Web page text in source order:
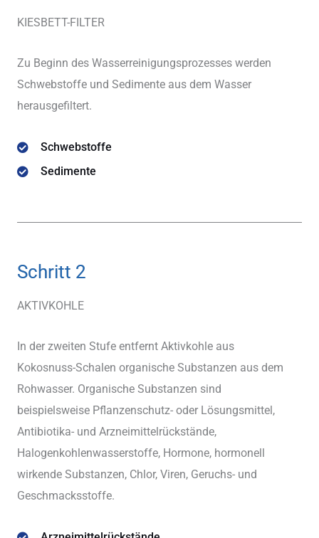
KIESBETT-FILTER
Zu Beginn des Wasserreinigungsprozesses werden
Schwebstoffe und Sedimente aus dem Wasser
herausgefiltert.
Schwebstoffe
Sedimente
Schritt 2
AKTIVKOHLE
In der zweiten Stufe entfernt Aktivkohle aus
Kokosnuss-Schalen organische Substanzen aus dem
Rohwasser. Organische Substanzen sind
beispielsweise Pflanzenschutz- oder Lösungsmittel,
Antibiotika- und Arzneimittelrückstände,
Halogenkohlenwasserstoffe, Hormone, hormonell
wirkende Substanzen, Chlor, Viren, Geruchs- und
Geschmacksstoffe.